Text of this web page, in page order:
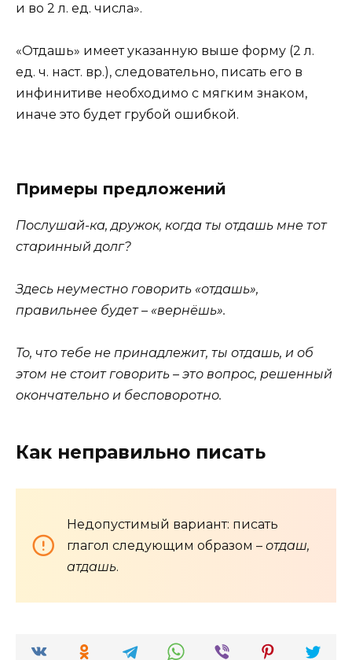
и во 2 л. ед. числа».
«Отдашь» имеет указанную выше форму (2 л.
ед. ч. наст. вр.), следовательно, писать его в
инфинитиве необходимо с мягким знаком,
иначе это будет грубой ошибкой.
Примеры предложений
Послушай-ка, дружок, когда ты отдашь мне тот
старинный долг?
Здесь неуместно говорить «отдашь»,
правильнее будет – «вернёшь».
То, что тебе не принадлежит, ты отдашь, и об
этом не стоит говорить – это вопрос, решенный
окончательно и бесповоротно.
Как неправильно писать
Недопустимый вариант: писать
глагол следующим образом – отдаш,
атдашь.